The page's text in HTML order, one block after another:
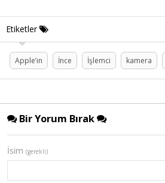
Etiketler
Apple’ın İnce İşlemci kamera
Bir Yorum Bırak
İsim (gerekli)